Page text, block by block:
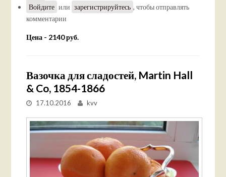
Войдите или зарегистрируйтесь , чтобы отправлять
комментарии
Цена - 2140 руб.
Вазочка для сладостей, Martin Hall
& Co, 1854-1866
17.10.2016 kvv